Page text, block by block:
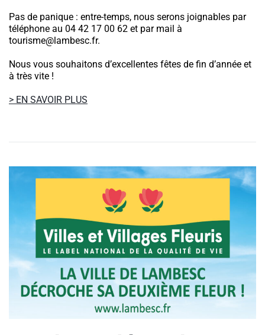
Pas de panique : entre-temps, nous serons joignables par
téléphone au 04 42 17 00 62 et par mail à
tourisme@lambesc.fr.
Nous vous souhaitons d’excellentes fêtes de fin d’année et
à très vite !
> EN SAVOIR PLUS